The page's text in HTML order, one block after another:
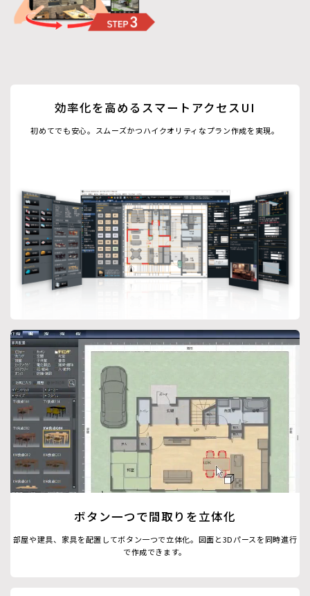
効率化を高めるスマートアクセスUI
初めてでも安心。スムーズかつハイクオリティなプラン作成を実現。
ボタン一つで間取りを立体化
部屋や建具、家具を配置してボタン一つで立体化。図面と3Dパースを同時進行
で作成できます。